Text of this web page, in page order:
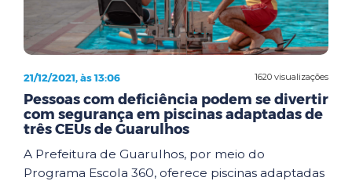
1620 visualizações
21/12/2021, às 13:06
Pessoas com deficiência podem se divertir
com segurança em piscinas adaptadas de
três CEUs de Guarulhos
A Prefeitura de Guarulhos, por meio do
Programa Escola 360, oferece piscinas adaptadas